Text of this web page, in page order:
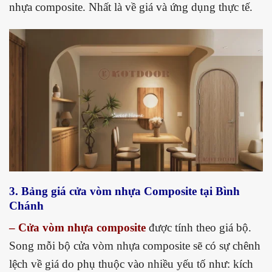
nhựa composite. Nhất là về giá và ứng dụng thực tế.
3. Bảng giá cửa vòm nhựa Composite tại Bình
Chánh
– Cửa vòm nhựa composite được tính theo giá bộ.
Song mỗi bộ cửa vòm nhựa composite sẽ có sự chênh
lệch về giá do phụ thuộc vào nhiều yếu tố như: kích